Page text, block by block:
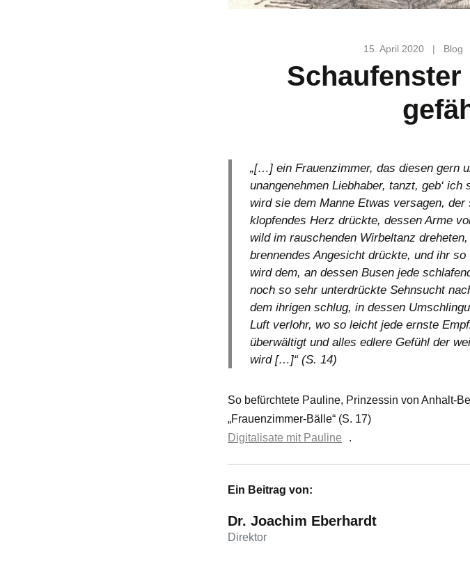
15. April 2020 | Blog
Schaufenster
„[…] ein Frauenzimmer, das diesen gern
unangenehmen Liebhaber, tanzt, geb‘
wird sie dem Manne Etwas versagen,
klopfendes Herz drückte, dessen Arme
wild im rauschenden Wirbeltanz
brennendes Angesicht drückte, und ihr
wird dem, an dessen Busen jede
noch so sehr unterdrückte Sehnsucht
dem ihrigen schlug, in dessen
Luft verlohr, wo so leicht jede ernste
überwältigt und alles edlere Gefühl der
wird […]“ (S. 14)
So befürchtete Pauline, Prinzessin von Anhalt-
„Frauenzimmer-Bälle“ (S. 17)
Digitalisate mit Pauline
.
Ein Beitrag von:
Dr. Joachim Eberhardt
Direktor